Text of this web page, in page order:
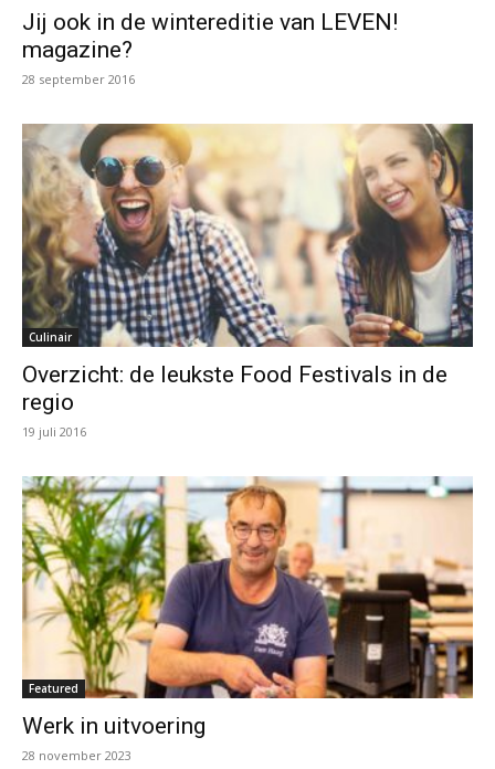
Jij ook in de wintereditie van LEVEN!
magazine?
28 september 2016
Culinair
Overzicht: de leukste Food Festivals in de
regio
19 juli 2016
Featured
Werk in uitvoering
28 november 2023